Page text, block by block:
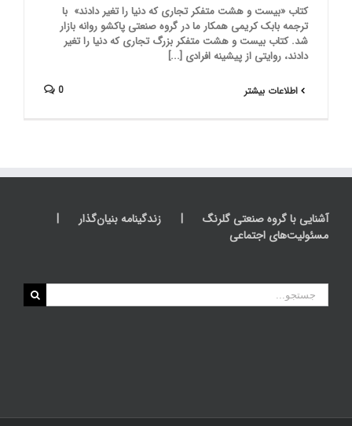
کتاب «بیست و هشت متفکر تجاری که دنیا را تغیر دادند» با
ترجمه بابک کریمی همکار ما در گروه صنعتی پاکشو روانه بازار
شد. کتاب بیست و هشت متفکر بزرگ تجاری که دنیا را تغیر
دادند، روایتی از پیشینه افرادی [...]
اطلاعات بیشتر 0
آشنایی با گروه صنعتی گلرنگ
زندگینامه بنیان‌گذار
مسئولیت‌های اجتماعی
جستجو
برای: